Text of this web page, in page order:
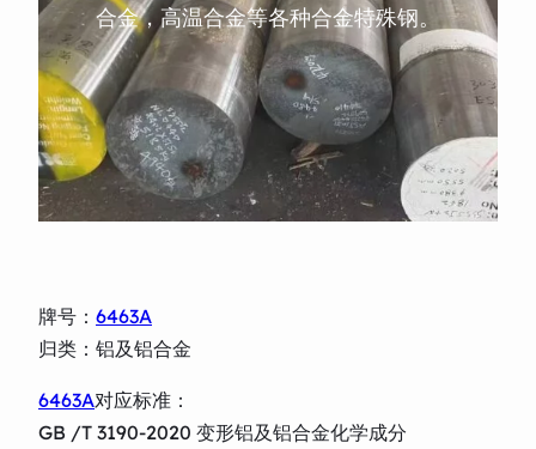
合金，高温合金等各种合金特殊钢。
牌号： 6463A
归类：铝及铝合金
6463A对应标准：
GB /T 3190-2020 变形铝及铝合金化学成分